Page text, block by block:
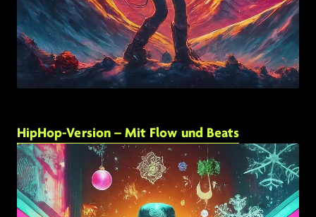
Link zu:
HipHop-Version – Mit Flow und Beats